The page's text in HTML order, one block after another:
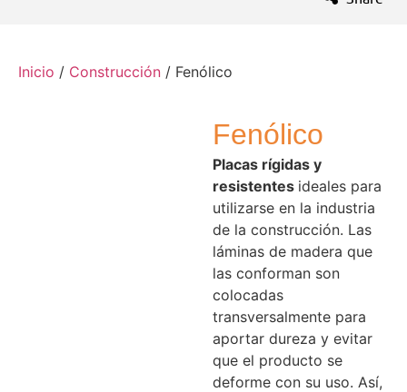
Inicio / Construcción / Fenólico
Fenólico
Placas rígidas y
resistentes ideales para
utilizarse en la industria
de la construcción. Las
láminas de madera que
las conforman son
colocadas
transversalmente para
aportar dureza y evitar
que el producto se
deforme con su uso. Así,